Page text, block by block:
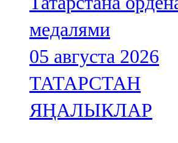
медалями
05 августа 2026
ТАТАРСТАН
ЯҢАЛЫКЛАР